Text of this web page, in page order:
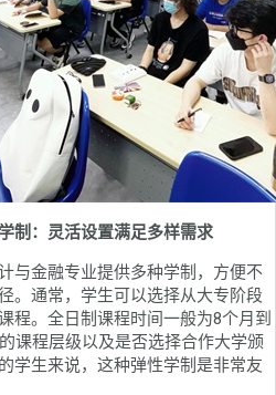
：灵活设置满足多样需求
金融专业提供多种学制，方便不
。通常，学生可以选择从大专阶段
程。全日制课程时间一般为8个月到
课程层级以及是否选择合作大学颁
学生来说，这种弹性学制是非常友